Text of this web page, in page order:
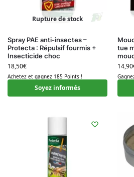
Rupture de stock
Spray PAE anti-insectes –
Protecta : Répulsif fourmis +
Insecticide choc
18,50€
Achetez et gagnez 185 Points !
Soyez informés
tue
14,90